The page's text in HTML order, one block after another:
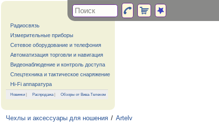
Радиосвязь
Измерительные приборы
Сетевое оборудование и телефония
Автоматизация торговли и навигация
Видеонаблюдение и контроль доступа
Спецтехника и тактическое снаряжение
Hi-Fi аппаратура
Новинки | Распродажа| Обзоры от Вива-Телеком
Чехлы и аксессуары для ношения / Artelv